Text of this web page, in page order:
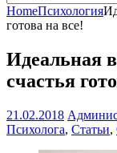
HomeПсихология
готова на все!
Идеальная
счастья
21.02.2018
Психолога, Статьи,